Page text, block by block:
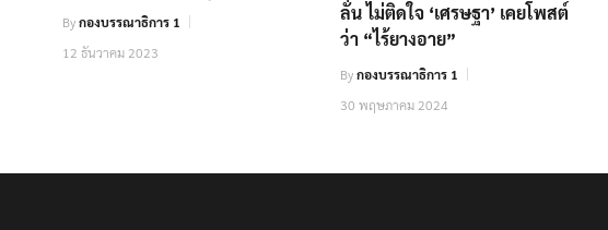
Byกองบรรณาธิการ 1
12 ธันวาคม 2023
ลั่น ไม่ติดใจ ‘เศรษ​ฐา’ เคยโพสต์
ว่า “ไร้ยางอาย”
Byกองบรรณาธิการ 1
30 พฤษภาคม 2024